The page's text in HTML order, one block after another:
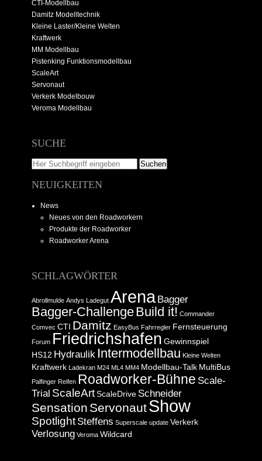
CTI-Modellbau
Damitz Modelltechnik
Kleine Laster/Kleine Welten
Kraftwerk
MM Modellbau
Pistenking Funktionsmodellbau
ScaleArt
Servonaut
Verkerk Modelbouw
Veroma Modellbau
SUCHE
NEUIGKEITEN
News
Neues von den Roadworkern
Produkte der Roadworker
Roadworker Arena
SCHLAGWÖRTER
Abrollmulde Andys Ladegut Arena Bagger
Bagger-ChallengeBuild it! Commander
Comvec CTI Damitz EasyBus Fahrregler Fernsteuerung
Forum Friedrichshafen Gewinnspiel
HS12 Hydraulik Intermodellbau Kleine Welten
Kraftwerk Ladekran M24 ML4 MM4 Modellbau-Talk MultiBus
Palfinger Reifen Roadworker-Bühne Scale-
Trial ScaleArt ScaleDrive Schneider
Sensation ServonautShow
Spotlight Steffens Superscale update Verkerk
Verlosung Veroma Wildcard